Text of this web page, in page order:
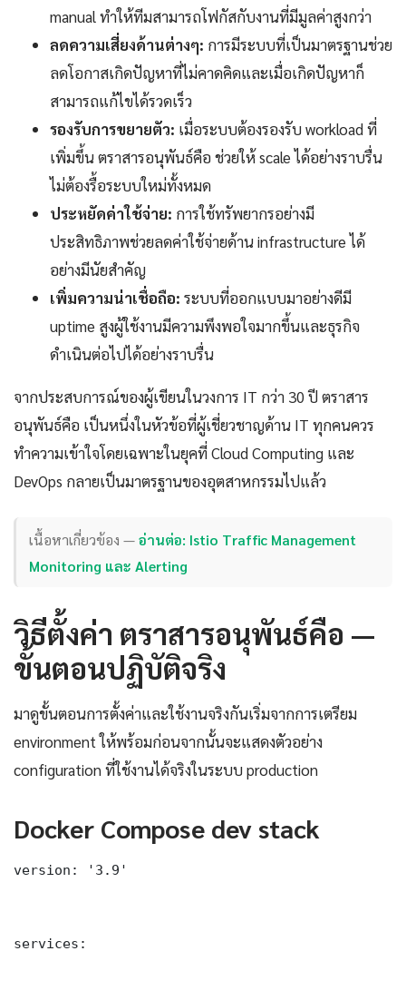
manual ทำให้ทีมสามารถโฟกัสกับงานที่มีมูลค่าสูงกว่า
ลดความเสี่ยงด้านต่างๆ: การมีระบบที่เป็นมาตรฐานช่วย
ลดโอกาสเกิดปัญหาที่ไม่คาดคิดและเมื่อเกิดปัญหาก็
สามารถแก้ไขได้รวดเร็ว
รองรับการขยายตัว: เมื่อระบบต้องรองรับ workload ที่
เพิ่มขึ้น ตราสารอนุพันธ์คือ ช่วยให้ scale ได้อย่างราบรื่น
ไม่ต้องรื้อระบบใหม่ทั้งหมด
ประหยัดค่าใช้จ่าย: การใช้ทรัพยากรอย่างมี
ประสิทธิภาพช่วยลดค่าใช้จ่ายด้าน infrastructure ได้
อย่างมีนัยสำคัญ
เพิ่มความน่าเชื่อถือ: ระบบที่ออกแบบมาอย่างดีมี
uptime สูงผู้ใช้งานมีความพึงพอใจมากขึ้นและธุรกิจ
ดำเนินต่อไปได้อย่างราบรื่น
จากประสบการณ์ของผู้เขียนในวงการ IT กว่า 30 ปี ตราสาร
อนุพันธ์คือ เป็นหนึ่งในหัวข้อที่ผู้เชี่ยวชาญด้าน IT ทุกคนควร
ทำความเข้าใจโดยเฉพาะในยุคที่ Cloud Computing และ
DevOps กลายเป็นมาตรฐานของอุตสาหกรรมไปแล้ว
เนื้อหาเกี่ยวข้อง —อ่านต่อ: Istio Traffic Management
Monitoring และ Alerting
วิธีตั้งค่า ตราสารอนุพันธ์คือ —
ขั้นตอนปฏิบัติจริง
มาดูขั้นตอนการตั้งค่าและใช้งานจริงกันเริ่มจากการเตรียม
environment ให้พร้อมก่อนจากนั้นจะแสดงตัวอย่าง
configuration ที่ใช้งานได้จริงในระบบ production
Docker Compose dev stack
version: '3.9'
services: